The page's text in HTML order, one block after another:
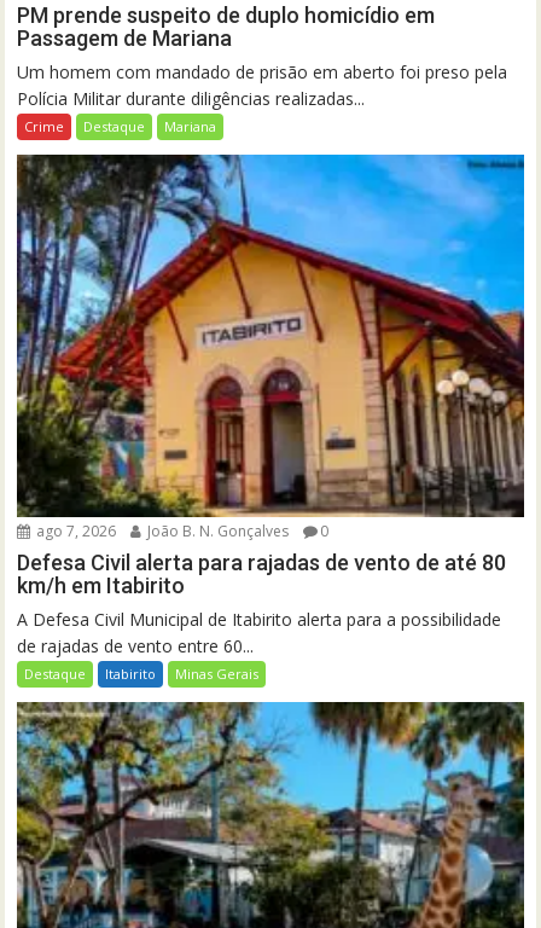
PM prende suspeito de duplo homicídio em
Passagem de Mariana
Um homem com mandado de prisão em aberto foi preso pela
Polícia Militar durante diligências realizadas...
Crime Destaque Mariana
ago 7, 2026 João B. N. Gonçalves 0
Defesa Civil alerta para rajadas de vento de até 80
km/h em Itabirito
A Defesa Civil Municipal de Itabirito alerta para a possibilidade
de rajadas de vento entre 60...
Destaque Itabirito Minas Gerais